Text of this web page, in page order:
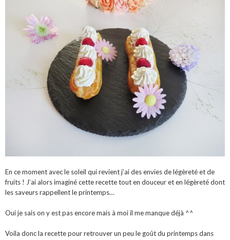
En ce moment avec le soleil qui revient j’ai des envies de légèreté et de
fruits ! J’ai alors imaginé cette recette tout en douceur et en légèreté dont
les saveurs rappellent le printemps…
Oui je sais on y est pas encore mais à moi il me manque déjà ^^
Voila donc la recette pour retrouver un peu le goût du printemps dans